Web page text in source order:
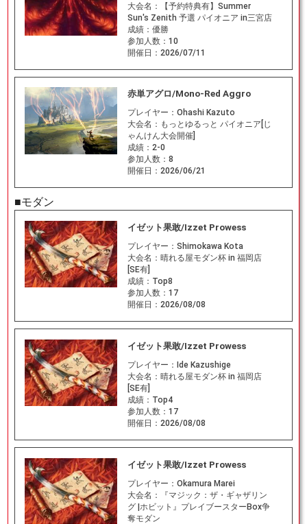
大会名：
【予約特典有】Summer
Sun's Zenith 予選 パイオニア in三宮店
成績： 優勝
参加人数： 10
開催日： 2026/07/11
赤単アグロ/Mono-Red Aggro
プレイヤー： Ohashi Kazuto
大会名： もっとゆるっと パイオニア[じ
ゃんけん大会開催]
成績： 2-0
参加人数： 8
開催日： 2026/06/21
■モダン
イゼット果敢/Izzet Prowess
プレイヤー： Shimokawa Kota
大会名： 晴れる屋モダン杯 in 福岡店
[SE有]
成績： Top8
参加人数： 17
開催日： 2026/08/08
イゼット果敢/Izzet Prowess
プレイヤー： Ide Kazushige
大会名： 晴れる屋モダン杯 in 福岡店
[SE有]
成績： Top4
参加人数： 17
開催日： 2026/08/08
イゼット果敢/Izzet Prowess
プレイヤー： Okamura Marei
大会名：
『マジック：ザ・ギャザリン
グ |ホビット』プレイブースターBox争
奪モダン